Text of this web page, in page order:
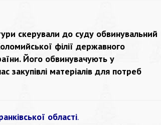
скерували до суду обвинувальний
філії державного
Його обвинувачують у
закупівлі матеріалів для потреб
області.